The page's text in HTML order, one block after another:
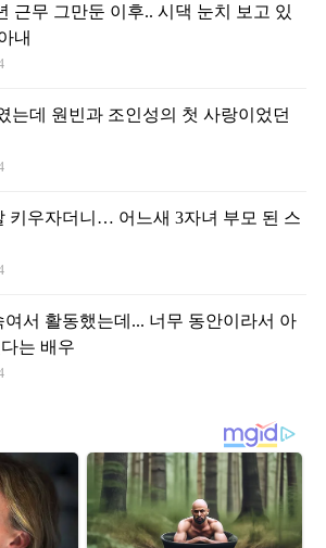
근무 그만둔 이후.. 시댁 눈치 보고 있
내
는데 원빈과 조인성의 첫 사랑이었던
키우자더니… 어느새 3자녀 부모 된 스
여서 활동했는데... 너무 동안이라서 아
는 배우